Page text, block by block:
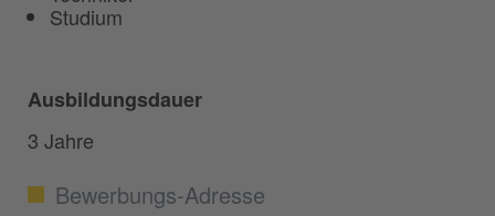
Studium
Ausbildungsdauer
3 Jahre
Bewerbungs-Adresse